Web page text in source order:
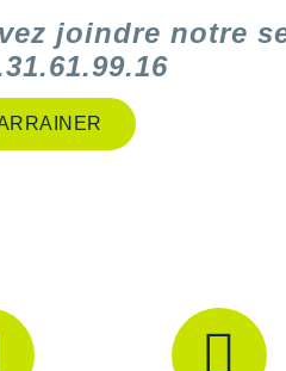
joindre notre